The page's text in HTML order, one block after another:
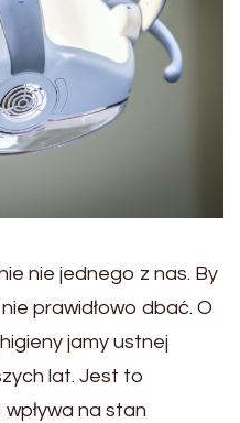
nie jednego z nas. By
prawidłowo dbać. O
jamy ustnej
lat. Jest to
na stan